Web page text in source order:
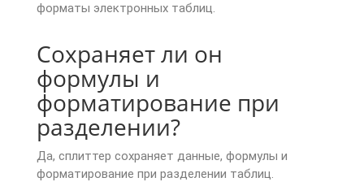
форматы электронных таблиц.
Сохраняет ли он
формулы и
форматирование при
разделении?
Да, сплиттер сохраняет данные, формулы и
форматирование при разделении таблиц.